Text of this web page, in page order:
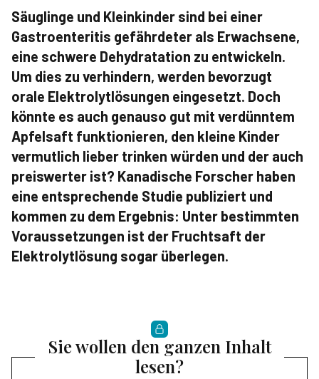
Säuglinge und Kleinkinder sind bei einer
Gastroenteritis gefährdeter als Erwachsene,
eine schwere Dehydratation zu entwickeln.
Um dies zu verhindern, werden bevorzugt
orale Elektrolytlösungen eingesetzt. Doch
könnte es auch genauso gut mit verdünntem
Apfelsaft funktionieren, den kleine Kinder
vermutlich lieber trinken würden und der auch
preiswerter ist? Kanadische Forscher haben
eine entsprechende Studie publiziert und
kommen zu dem Ergebnis: Unter bestimmten
Voraussetzungen ist der Fruchtsaft der
Elektrolytlösung sogar überlegen.
Sie wollen den ganzen Inhalt
lesen?